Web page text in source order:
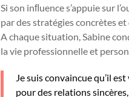
Si son inﬂuence s’appuie sur
par des stratégies concrètes
A chaque situation, Sabine
la vie professionnelle et
Je suis convaincue qu’il
pour des relations